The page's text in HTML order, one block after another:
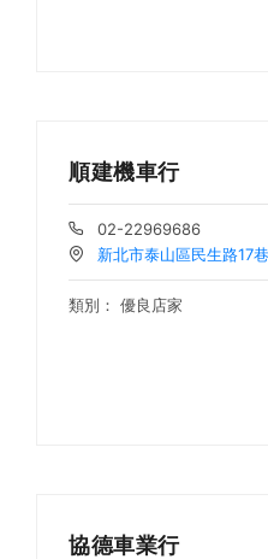
順建機車行
02-22969686
新北市泰山區民生路17
類別： 優良店家
協德車業行